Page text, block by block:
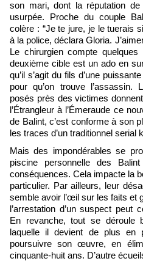
son mari, dont la réputation
usurpée. Proche du couple
colère : “Je te jure, je le tuerais
à la police, déclara Gloria.
Le chirurgien compte
deuxième cible est un ado en
qu’il s’agit du fils d’une
pour qu’on trouve
posés près des victimes
l’Étrangleur à l’Émeraude ce
de Balint, c’est conforme à son
les traces d’un traditionnel serial
Mais des impondérables se
piscine personnelle des
conséquences. Cela impacte la
particulier. Par ailleurs, leur
semble avoir l’œil sur les faits et
l’arrestation d’un suspect peut
En revanche, tout se déroule
laquelle il devient de plus
poursuivre son œuvre, en
cinquante-huit ans. D’autre